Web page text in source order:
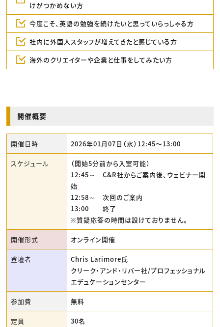
けがつかめない方
今度こそ、英語の勉強を続けたいと思っていらっしゃる方
社内に外国人スタッフが増えてきたと感じている方
海外のクリエイターや企業と仕事をしてみたい方
開催概要
開催日時 2026年01月07日（水）12:45〜13:00
スケジュール
（開始5分前から入室可能）
12:45～ C&R社からご案内後、ウェビナー開
始
12:58～ 次回のご案内
13:00 終了
※質疑応答の時間は設けておりません。
開催形式 オンライン開催
登壇者
Chris Larimore氏
クリーク・アンド・リバー社/プロフェッショナル
エデュケーションセンター
参加費 無料
定員 30名